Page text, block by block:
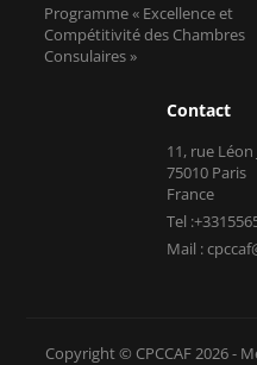
Programme « Excellence et
Compétitivité des Chambres
Consulaires »
Contact
11, rue
75010 Paris
France
Tel
Mail :
Copyright © CPCCAF 2026 -